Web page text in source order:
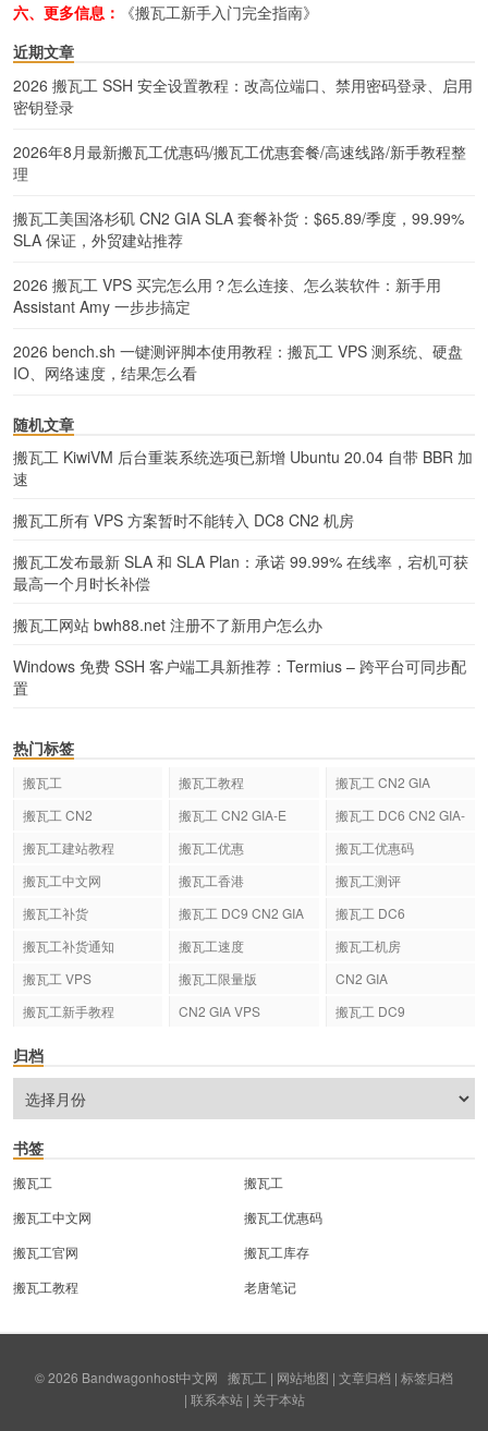
六、更多信息：
《搬瓦工新手入门完全指南》
近期文章
2026 搬瓦工 SSH 安全设置教程：改高位端口、禁用密码登录、启用
密钥登录
2026年8月最新搬瓦工优惠码/搬瓦工优惠套餐/高速线路/新手教程整
理
搬瓦工美国洛杉矶 CN2 GIA SLA 套餐补货：$65.89/季度，99.99%
SLA 保证，外贸建站推荐
2026 搬瓦工 VPS 买完怎么用？怎么连接、怎么装软件：新手用
Assistant Amy 一步步搞定
2026 bench.sh 一键测评脚本使用教程：搬瓦工 VPS 测系统、硬盘
IO、网络速度，结果怎么看
随机文章
搬瓦工 KiwiVM 后台重装系统选项已新增 Ubuntu 20.04 自带 BBR 加
速
搬瓦工所有 VPS 方案暂时不能转入 DC8 CN2 机房
搬瓦工发布最新 SLA 和 SLA Plan：承诺 99.99% 在线率，宕机可获
最高一个月时长补偿
搬瓦工网站 bwh88.net 注册不了新用户怎么办
Windows 免费 SSH 客户端工具新推荐：Termius – 跨平台可同步配
置
热门标签
搬瓦工 搬瓦工教程
搬瓦工 CN2 GIA
搬瓦工 CN2
搬瓦工 CN2 GIA-E
搬瓦工 DC6 CN2 GIA-
搬瓦工建站教程 搬瓦工优惠
搬瓦工优惠码
搬瓦工中文网
搬瓦工香港
搬瓦工测评
搬瓦工补货
搬瓦工 DC9 CN2 GIA
搬瓦工 DC6
搬瓦工补货通知
搬瓦工速度
搬瓦工机房
搬瓦工 VPS
搬瓦工限量版
CN2 GIA
搬瓦工新手教程
CN2 GIA VPS 搬瓦工 DC9
归档
书签
搬瓦工
搬瓦工
搬瓦工中文网
搬瓦工优惠码
搬瓦工官网
搬瓦工库存
搬瓦工教程
老唐笔记
© 2026 Bandwagonhost中文网 搬瓦工 | 网站地图 | 文章归档 | 标签归档
| 联系本站| 关于本站